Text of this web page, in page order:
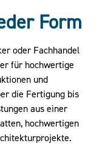
Form
oder Fachhandel
für hochwertige
und
die Fertigung bis
aus einer
hochwertigen